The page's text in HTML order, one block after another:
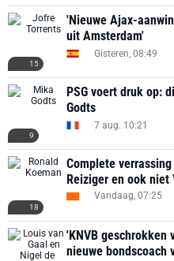
15
'Nieuwe Ajax-
uit Amsterdam'
Gisteren, 08:49
9
PSG voert druk op:
Godts
7 aug. 10:21
18
Complete
Reiziger en ook niet
Vandaag, 07:25
'KNVB geschrokken
nieuwe bondscoach